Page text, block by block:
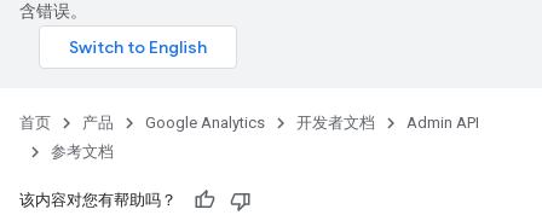
含错误。
首页 产品 Google Analytics 开发者文档
Admin API
参考文档
该内容对您有帮助吗？